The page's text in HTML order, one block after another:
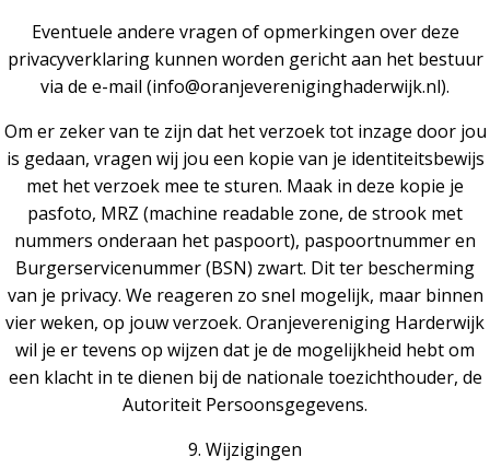
Eventuele andere vragen of opmerkingen over deze
privacyverklaring kunnen worden gericht aan het bestuur
via de e-mail (info@oranjevereniginghaderwijk.nl).
Om er zeker van te zijn dat het verzoek tot inzage door jou
is gedaan, vragen wij jou een kopie van je identiteitsbewijs
met het verzoek mee te sturen. Maak in deze kopie je
pasfoto, MRZ (machine readable zone, de strook met
nummers onderaan het paspoort), paspoortnummer en
Burgerservicenummer (BSN) zwart. Dit ter bescherming
van je privacy. We reageren zo snel mogelijk, maar binnen
vier weken, op jouw verzoek. Oranjevereniging Harderwijk
wil je er tevens op wijzen dat je de mogelijkheid hebt om
een klacht in te dienen bij de nationale toezichthouder, de
Autoriteit Persoonsgegevens.
9. Wijzigingen